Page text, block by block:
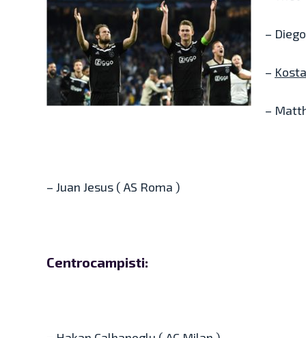
–
–
–
– Juan Jesus ( AS Roma )
Centrocampisti: